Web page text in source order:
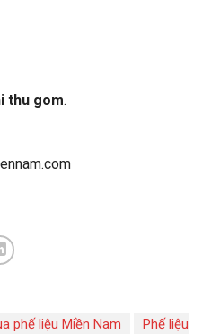
thu gom.
phế liệu Miền Nam
Phế liệu